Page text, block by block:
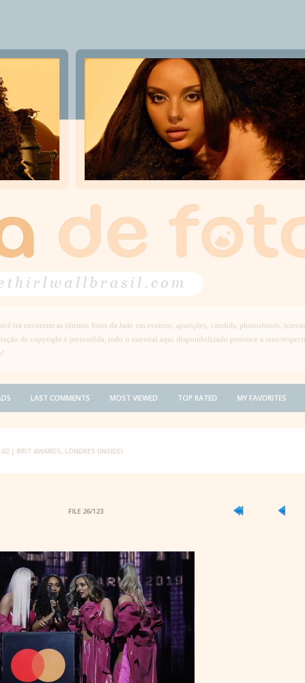
irá encontrar as últimas fotos da Jade em eventos, aparições, candids, photoshoots,
de copyright é pretendida, todo o material aqui disponibilizado pertence a seus
LAST COMMENTS MOST VIEWED TOP RATED MY FAVORITES
| BRIT AWARDS, LONDRES (INSIDE)
FILE 26/123